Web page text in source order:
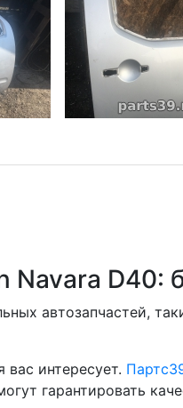
Navara
автозапчастей,
интересует.
гарантировать